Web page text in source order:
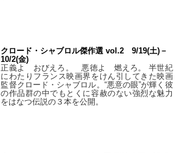
クロード・シャブロル傑作選 vol.2 9/19(土)－
10/2(金)
正義よ おびえろ。 悪徳よ 燃えろ。 半世紀
にわたりフランス映画界をけん引してきた映画
監督クロード・シャブロル。“悪意の眼”が輝く彼
の作品群の中でもとくに容赦のない強烈な魅力
をはなつ伝説の３本を公開。